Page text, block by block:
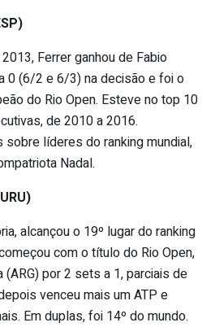
Ferrer ganhou de Fabio
0 (6/2 e 6/3) na decisão e foi o
do Rio Open. Esteve no top 10
de 2010 a 2016.
sobre líderes do ranking mundial,
Nadal.
alcançou o 19º lugar do ranking
com o título do Rio Open,
por 2 sets a 1, parciais de
venceu mais um ATP e
Em duplas, foi 14º do mundo.